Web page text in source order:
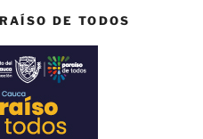
DE TODOS